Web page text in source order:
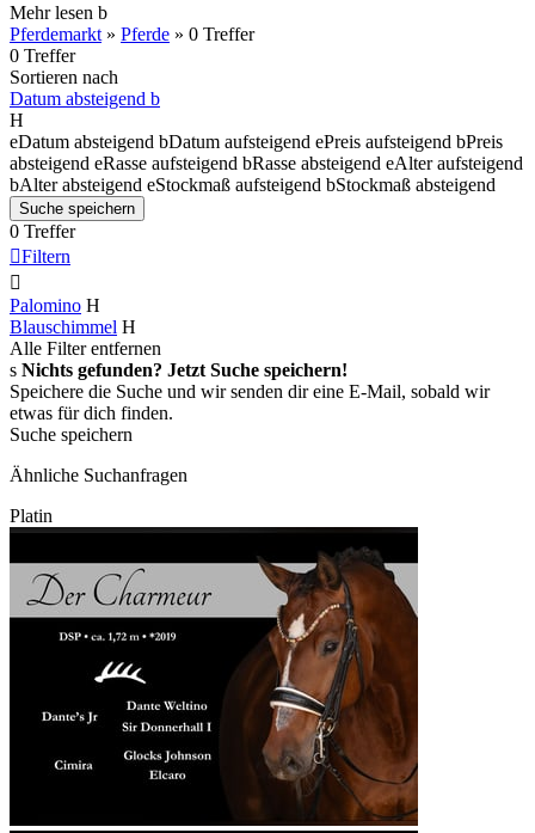
Mehr lesen b
Pferdemarkt » Pferde » 0 Treffer
0 Treffer
Sortieren nach
Datum absteigend b
H
eDatum absteigend bDatum aufsteigend ePreis aufsteigend bPreis
absteigend eRasse aufsteigend bRasse absteigend eAlter aufsteigend
bAlter absteigend eStockmaß aufsteigend bStockmaß absteigend
Suche speichern
0 Treffer
Filtern

Palomino H
Blauschimmel H
Alle Filter entfernen
s Nichts gefunden? Jetzt Suche speichern!
Speichere die Suche und wir senden dir eine E-Mail, sobald wir
etwas für dich finden.
Suche speichern
Ähnliche Suchanfragen
Platin